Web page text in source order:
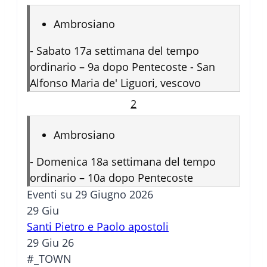
Ambrosiano
- Sabato 17a settimana del tempo
ordinario – 9a dopo Pentecoste - San
Alfonso Maria de' Liguori, vescovo
2
Ambrosiano
- Domenica 18a settimana del tempo
ordinario – 10a dopo Pentecoste
Eventi su 29 Giugno 2026
29 Giu
Santi Pietro e Paolo apostoli
29 Giu 26
#_TOWN